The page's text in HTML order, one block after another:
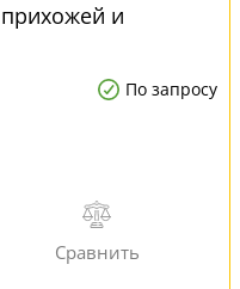
и
По запросу